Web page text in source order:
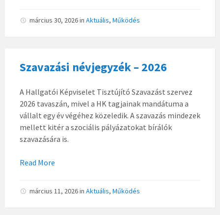
március 30, 2026in Aktuális, Működés
Szavazási névjegyzék – 2026
A Hallgatói Képviselet Tisztújító Szavazást szervez
2026 tavaszán, mivel a HK tagjainak mandátuma a
vállalt egy év végéhez közeledik. A szavazás mindezek
mellett kitér a szociális pályázatokat bírálók
szavazására is.
Read More
március 11, 2026in Aktuális, Működés